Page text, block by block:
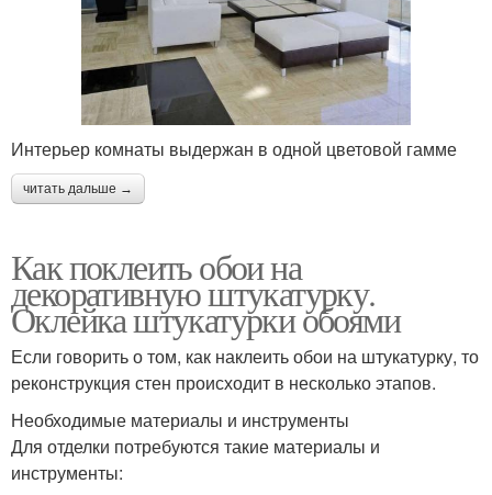
Интерьер комнаты выдержан в одной цветовой гамме
читать дальше →
Как поклеить обои на
декоративную штукатурку.
Оклейка штукатурки обоями
Если говорить о том, как наклеить обои на штукатурку, то
реконструкция стен происходит в несколько этапов.
Необходимые материалы и инструменты
Для отделки потребуются такие материалы и
инструменты: